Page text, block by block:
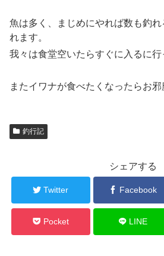
魚は多く、まじめにやれば数も釣
れます。
我々は食堂空いたらすぐに入るに行
またイワナが食べたくなったらお邪
釣行記
シェアする
Twitter Facebook
Pocket LINE